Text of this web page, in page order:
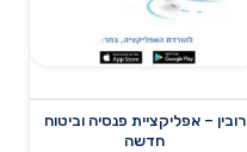
רובין – אפליקציית פנסיה וביטוח
חדשה